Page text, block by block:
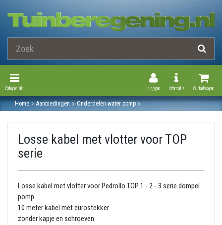
Winkelwagen
Toggle
Informatie
Inloggen
Toggle Navigation
Categorieën
Home Aanbiedingen
Onderdelen water pomp
Losse kabel met vlotter voor TOP
serie
Losse kabel met vlotter voor Pedrollo TOP 1 - 2 - 3 serie dompel
pomp
10 meter kabel met eurostekker
zonder kapje en schroeven